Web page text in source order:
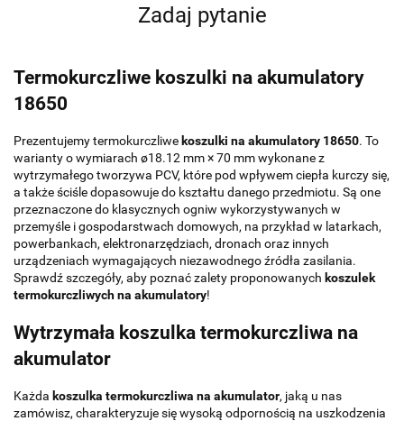
Zadaj pytanie
Termokurczliwe koszulki na akumulatory
18650
Prezentujemy termokurczliwe koszulki na akumulatory 18650. To
warianty o wymiarach ø18.12 mm × 70 mm wykonane z
wytrzymałego tworzywa PCV, które pod wpływem ciepła kurczy się,
a także ściśle dopasowuje do kształtu danego przedmiotu. Są one
przeznaczone do klasycznych ogniw wykorzystywanych w
przemyśle i gospodarstwach domowych, na przykład w latarkach,
powerbankach, elektronarzędziach, dronach oraz innych
urządzeniach wymagających niezawodnego źródła zasilania.
Sprawdź szczegóły, aby poznać zalety proponowanych koszulek
termokurczliwych na akumulatory!
Wytrzymała koszulka termokurczliwa na
akumulator
Każda koszulka termokurczliwa na akumulator, jaką u nas
zamówisz, charakteryzuje się wysoką odpornością na uszkodzenia